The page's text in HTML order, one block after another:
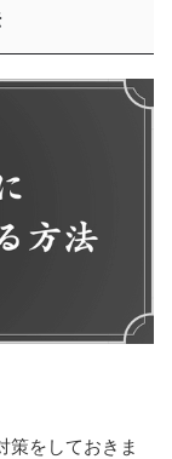
策をしておきま